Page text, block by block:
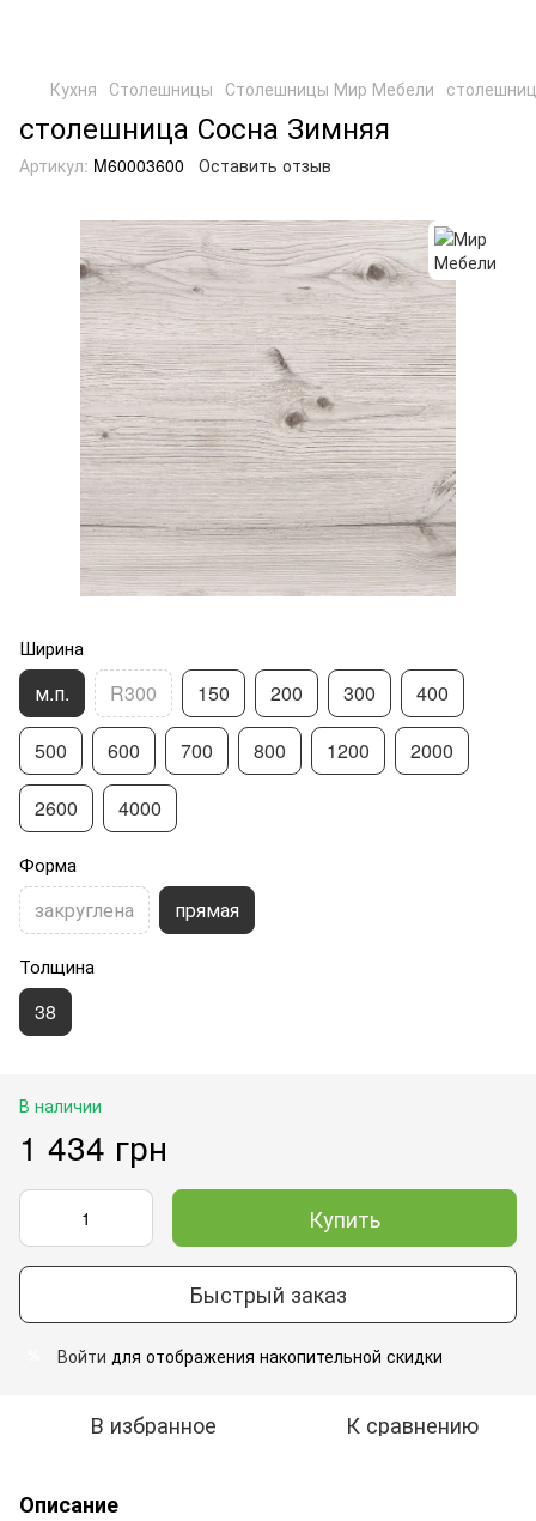
Кухня Столешницы Столешницы Мир Мебели
столешница Сосна Зимняя
Артикул: M60003600 Оставить отзыв
Ширина
м.п. R300 150 200 300 400
500 600 700 800 1200 2000
2600 4000
Форма
закруглена прямая
Толщина
38
В наличии
1 434 грн
Купить
Быстрый заказ
Войти для отображения накопительной скидки
В избранное К сравнению
Описание